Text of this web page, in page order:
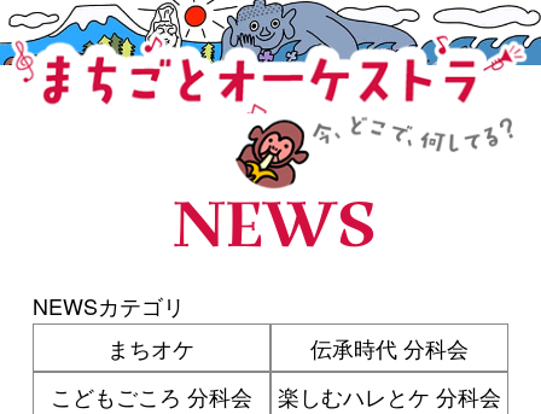
NEWSカテゴリ
まちオケ
伝承時代 分科会
こどもごころ 分科会
楽しむハレとケ 分科会
NEWS